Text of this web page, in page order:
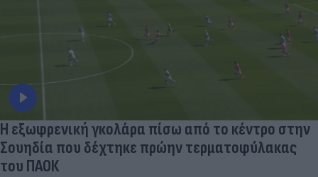
Η εξωφρενική γκολάρα πίσω από το κέντρο στην
Σουηδία που δέχτηκε πρώην τερματοφύλακας
του ΠΑΟΚ